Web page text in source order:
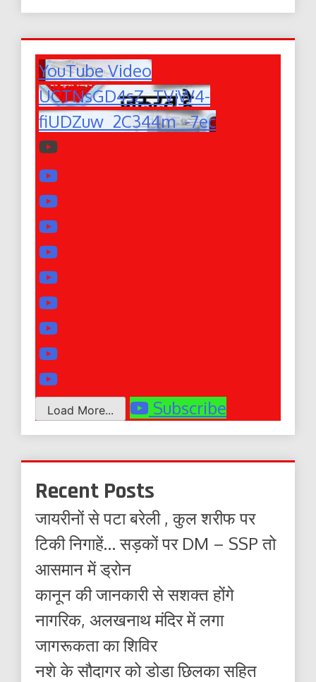
YouTube Video
UCTNsGD4sZ_TVjW4-
fiUDZuw_2C344m_-7ec
Load More... Subscribe
Recent Posts
जायरीनों से पटा बरेली , कुल शरीफ पर
टिकी निगाहें… सड़कों पर DM – SSP तो
आसमान में ड्रोन
कानून की जानकारी से सशक्त होंगे
नागरिक, अलखनाथ मंदिर में लगा
जागरूकता का शिविर
नशे के सौदागर को डोडा छिलका सहित